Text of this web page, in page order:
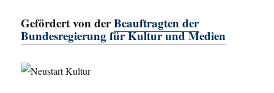
Gefördert von derBeauftragten der
Bundesregierung für Kultur und Medien